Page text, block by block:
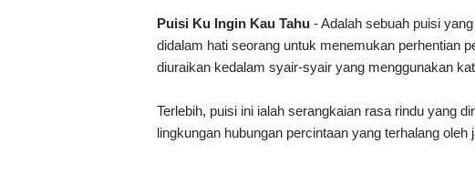
Puisi Ku Ingin Kau Tahu - Adalah sebuah puisi
didalam hati seorang untuk menemukan perhentian
diuraikan kedalam syair-syair yang menggunakan
Terlebih, puisi ini ialah serangkaian rasa rindu yang
lingkungan hubungan percintaan yang terhalang oleh